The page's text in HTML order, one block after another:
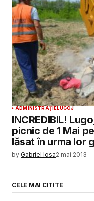
ADMINISTRAȚIELUGOJ
INCREDIBIL!
picnic de 1 Mai
lăsat în urma lor
by Gabriel Iosa2 mai 2013
CELE MAI CITITE